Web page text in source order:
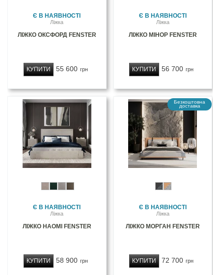
Є В НАЯВНОСТІ
Ліжка
ЛІЖКО ОКСФОРД FENSTER
55 600 грн
КУПИТИ
Є В НАЯВНОСТІ
Ліжка
ЛІЖКО МІНОР FENSTER
56 700 грн
КУПИТИ
Є В НАЯВНОСТІ
Ліжка
ЛІЖКО НАОМІ FENSTER
58 900 грн
КУПИТИ
Є В НАЯВНОСТІ
Ліжка
ЛІЖКО МОРГАН FENSTER
72 700 грн
КУПИТИ